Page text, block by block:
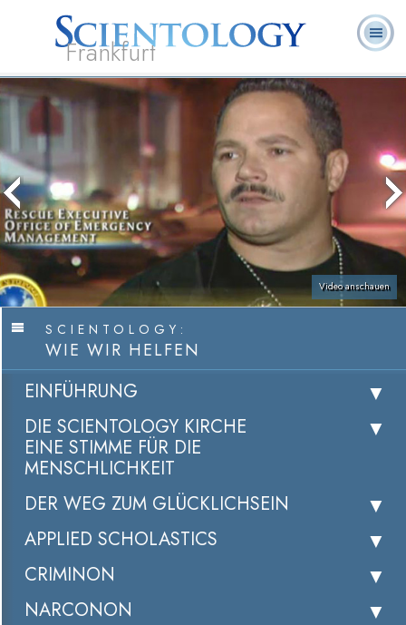
Frankfurt
Hubbard
Was ist
Scientology?
Ehrenamtliche
Geistliche
Häufig gestellte
Fragen
Video anschauen
SCIENTOLOGY:
WIE WIR HELFEN
EINFÜHRUNG
DIE SCIENTOLOGY KIRCHE
EINE STIMME FÜR DIE
MENSCHLICHKEIT
DER WEG ZUM GLÜCKLICHSEIN
APPLIED SCHOLASTICS
CRIMINON
NARCONON